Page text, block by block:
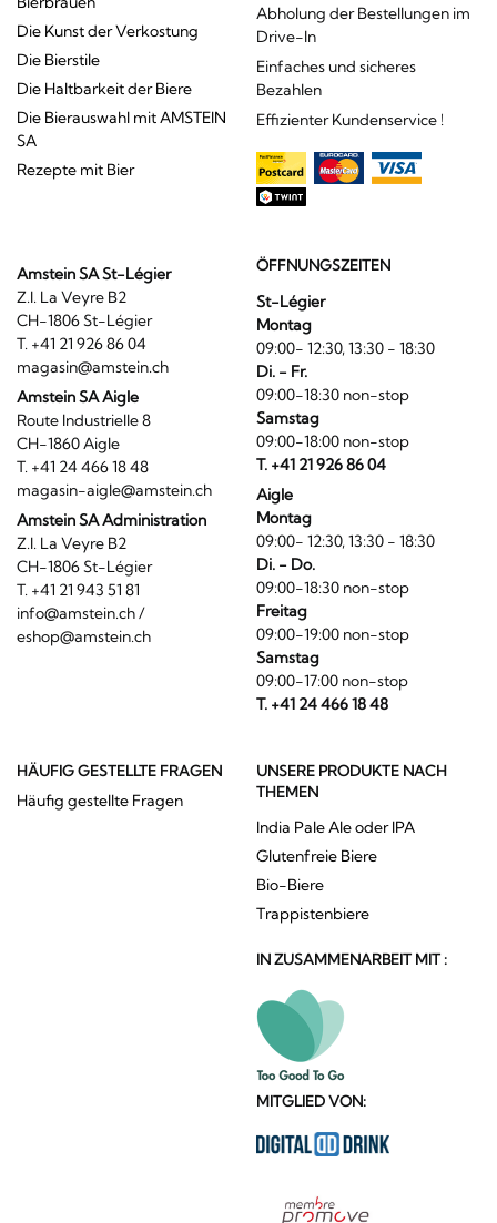
Die Kunst der Verkostung
Die Bierstile
Die Haltbarkeit der Biere
Die Bierauswahl mit AMSTEIN
SA
Rezepte mit Bier
Abholung der Bestellungen im
Drive-In
Einfaches und sicheres
Bezahlen
Effizienter Kundenservice !
Amstein SA St-Légier
Z.I. La Veyre B2
CH-1806 St-Légier
T. +41 21 926 86 04
magasin@amstein.ch
Amstein SA Aigle
Route Industrielle 8
CH-1860 Aigle
T. +41 24 466 18 48
magasin-aigle@amstein.ch
Amstein SA Administration
Z.I. La Veyre B2
CH-1806 St-Légier
T. +41 21 943 51 81
info@amstein.ch/
eshop@amstein.ch
ÖFFNUNGSZEITEN
St-Légier
Montag
09:00- 12:30, 13:30 - 18:30
Di. - Fr.
09:00-18:30 non-stop
Samstag
09:00-18:00 non-stop
T. +41 21 926 86 04
Aigle
Montag
09:00- 12:30, 13:30 - 18:30
Di. - Do.
09:00-18:30 non-stop
Freitag
09:00-19:00 non-stop
Samstag
09:00-17:00 non-stop
T. +41 24 466 18 48
HÄUFIG GESTELLTE FRAGEN
Häufig gestellte Fragen
UNSERE PRODUKTE NACH
THEMEN
India Pale Ale oder IPA
Glutenfreie Biere
Bio-Biere
Trappistenbiere
IN ZUSAMMENARBEIT MIT :
MITGLIED VON: